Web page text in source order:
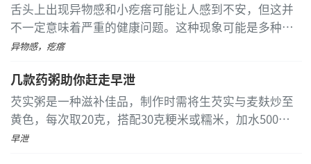
舌头上出现异物感和小疙瘩可能让人感到不安，但这并
不一定意味着严重的健康问题。这种现象可能是多种因
素导致的，具体原因需要通过专业的医疗检查来确定。
疱疹病毒感染以及非特异性溃疡等
异物感，疙瘩
几款药粥助你赶走早泄
芡实粥是一种滋补佳品，制作时需将生芡实与麦麸炒至
黄色，每次取20克，搭配30克粳米或糯米，加水500毫
升慢炖至粥稠。适合早晚空腹温服，但感冒、发烧、二
早泄